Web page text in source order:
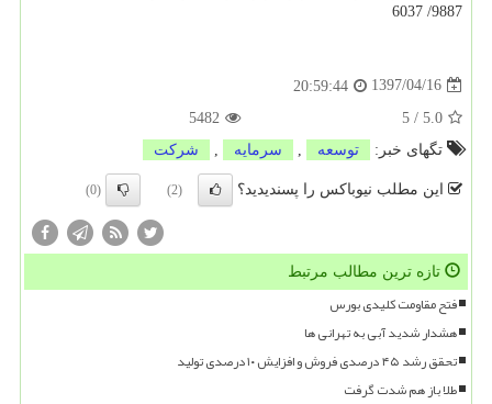
9887/ 6037
1397/04/16
20:59:44
5.0
/
5
5482
تگهای خبر:
توسعه سرمایه شركت
این مطلب نیوباکس را پسندیدید؟ (2)
(0)
تازه ترین مطالب مرتبط
فتح مقاومت کلیدی بورس
هشدار شدید آبی به تهرانی ها
تحقق رشد ۴۵ درصدی فروش و افزایش ۱۰ درصدی تولید
طلا باز هم شدت گرفت